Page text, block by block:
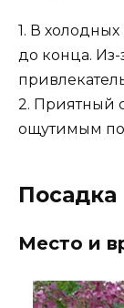
1. В
до конца. Из-
2. Приятный
ощутимым
Посадка
Место и